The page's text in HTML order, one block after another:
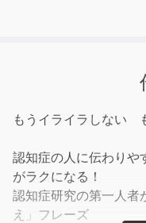
もうイライラしない
認知症の人に伝わりや
がラクになる！
認知症研究の第一人者
え」フレーズ